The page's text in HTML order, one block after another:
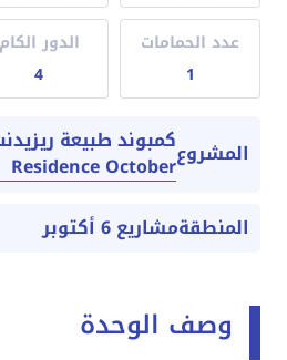
عدد الحمامات
1
الدور الكام
4
المشروعResidence October
المنطقةمشاريع 6 أكتوبر
وصف الوحدة